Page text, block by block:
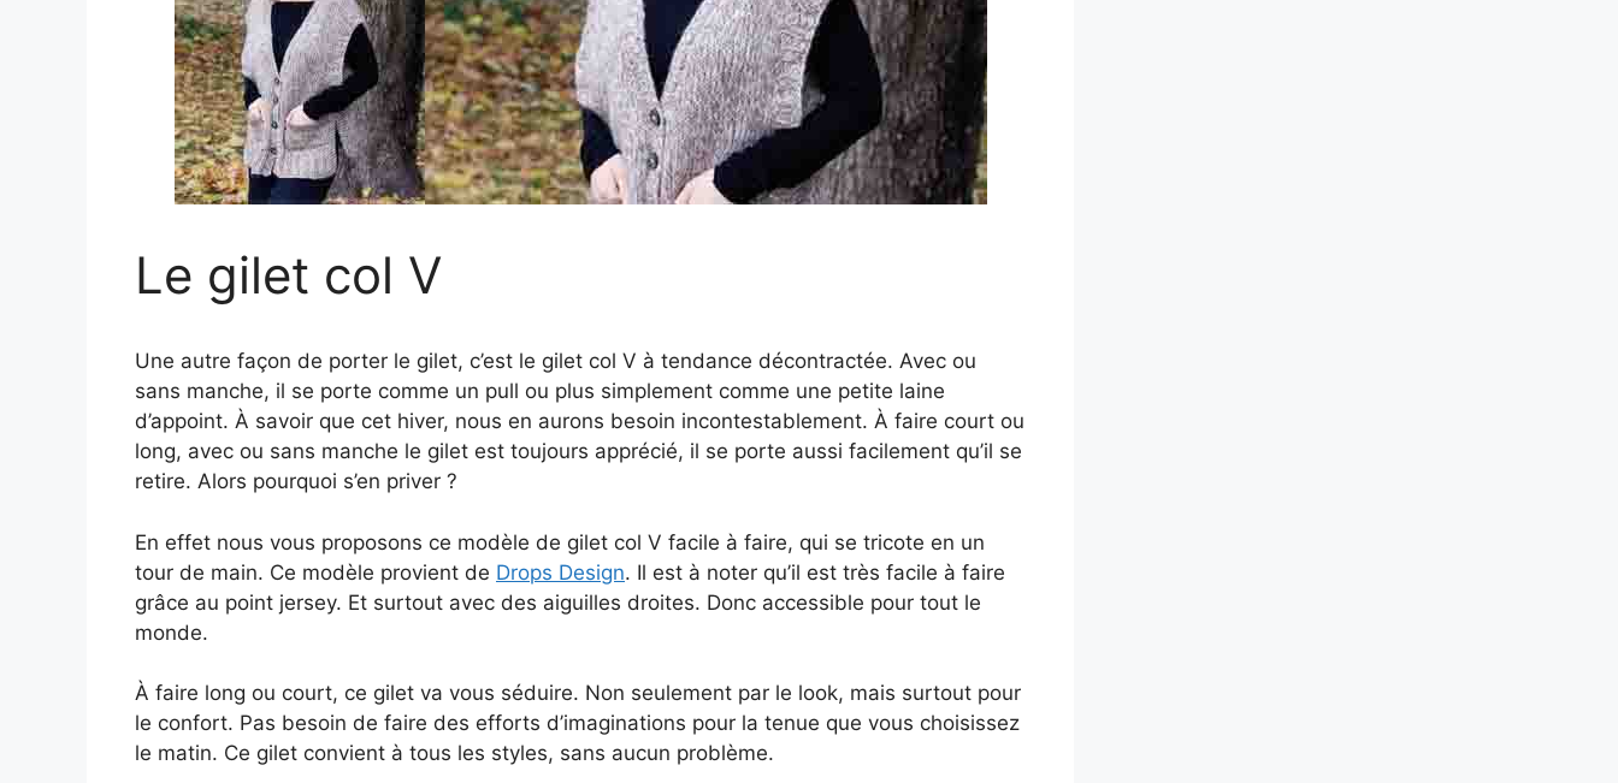
Le gilet col V
Une autre façon de porter le gilet, c’est le gilet col V à tendance décontractée. Avec ou
sans manche, il se porte comme un pull ou plus simplement comme une petite laine
d’appoint. À savoir que cet hiver, nous en aurons besoin incontestablement. À faire court ou
long, avec ou sans manche le gilet est toujours apprécié, il se porte aussi facilement qu’il se
retire. Alors pourquoi s’en priver ?
En effet nous vous proposons ce modèle de gilet col V facile à faire, qui se tricote en un
tour de main. Ce modèle provient de Drops Design. Il est à noter qu’il est très facile à faire
grâce au point jersey. Et surtout avec des aiguilles droites. Donc accessible pour tout le
monde.
À faire long ou court, ce gilet va vous séduire. Non seulement par le look, mais surtout pour
le confort. Pas besoin de faire des efforts d’imaginations pour la tenue que vous choisissez
le matin. Ce gilet convient à tous les styles, sans aucun problème.